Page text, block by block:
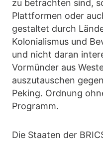
zu betrachten sind,
Plattformen oder
gestaltet durch
Kolonialismus und
und nicht daran
Vormünder aus
auszutauschen
Peking. Ordnung
Programm.
Die Staaten der